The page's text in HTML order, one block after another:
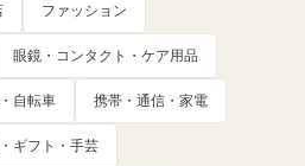
ファッション
眼鏡・コンタクト・ケア用品
自転車 携帯・通信・家電
ギフト・手芸